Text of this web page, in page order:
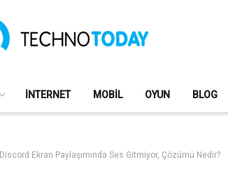
İNTERNET MOBIL OYUN BLOG
Discord Ekran Paylaşımında Ses Gitmiyor, Çözümü Nedir?